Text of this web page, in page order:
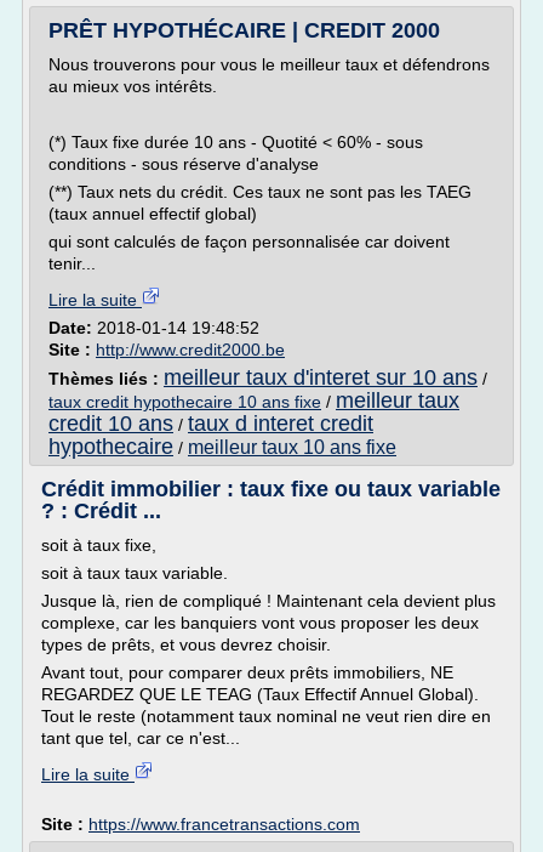
PRÊT HYPOTHÉCAIRE | CREDIT 2000
Nous trouverons pour vous le meilleur taux et défendrons
au mieux vos intérêts.
(*) Taux fixe durée 10 ans - Quotité < 60% - sous
conditions - sous réserve d'analyse
(**) Taux nets du crédit. Ces taux ne sont pas les TAEG
(taux annuel effectif global)
qui sont calculés de façon personnalisée car doivent
tenir...
Lire la suite
Date: 2018-01-14 19:48:52
Site : http://www.credit2000.be
Thèmes liés : meilleur taux d'interet sur 10 ans /
taux credit hypothecaire 10 ans fixe / meilleur taux
credit 10 ans / taux d interet credit
hypothecaire / meilleur taux 10 ans fixe
Crédit immobilier : taux fixe ou taux variable
? : Crédit ...
soit à taux fixe,
soit à taux taux variable.
Jusque là, rien de compliqué ! Maintenant cela devient plus
complexe, car les banquiers vont vous proposer les deux
types de prêts, et vous devrez choisir.
Avant tout, pour comparer deux prêts immobiliers, NE
REGARDEZ QUE LE TEAG (Taux Effectif Annuel Global).
Tout le reste (notamment taux nominal ne veut rien dire en
tant que tel, car ce n'est...
Lire la suite
Site : https://www.francetransactions.com